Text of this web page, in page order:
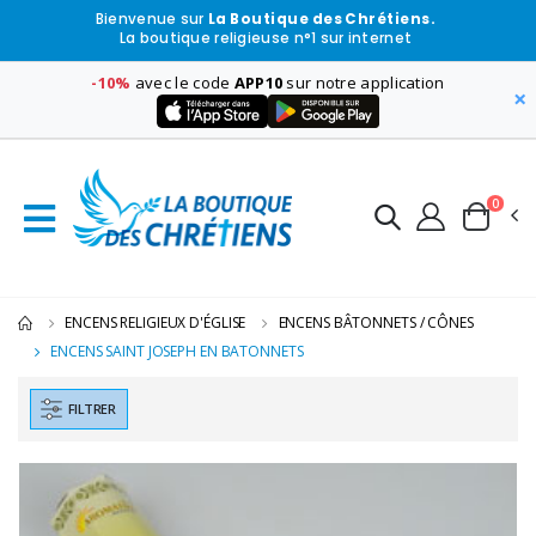
Bienvenue sur La Boutique des Chrétiens.
La boutique religieuse n°1 sur internet
-10% avec le code APP10 sur notre application
×
0
ENCENS RELIGIEUX D'ÉGLISE
ENCENS BÂTONNETS / CÔNES
ENCENS SAINT JOSEPH EN BATONNETS
FILTRER